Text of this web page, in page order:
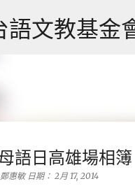
語文教基金
語日高雄場相簿
鄭惠敏 日期： 2月 17, 2014